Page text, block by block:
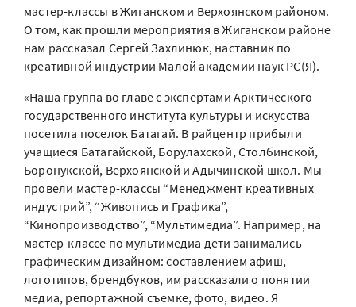
мастер-классы в Жиганском и Верхоянском районом.
О том, как прошли мероприятия в Жиганском районе
нам рассказал Сергей Захлинюк, наставник по
креативной индустрии Малой академии наук РС(Я).
«Наша группа во главе с экспертами Арктического
государственного института культуры и искусства
посетила поселок Батагай. В райцентр прибыли
учащиеся Батагайской, Борулахской, Столбинской,
Боронукской, Верхоянской и Адычинской школ. Мы
провели мастер-классы “Менеджмент креативных
индустрий”, “Живопись и Графика”,
“Кинопроизводство”, “Мультимедиа”. Например, на
мастер-классе по мультимедиа дети занимались
графическим дизайном: составлением афиш,
логотипов, брендбуков, им рассказали о понятии
медиа, репортажной съемке, фото, видео. Я